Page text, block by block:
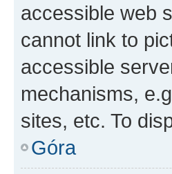
accessible web
cannot link to
accessible
mechanisms,
sites, etc. To
Góra